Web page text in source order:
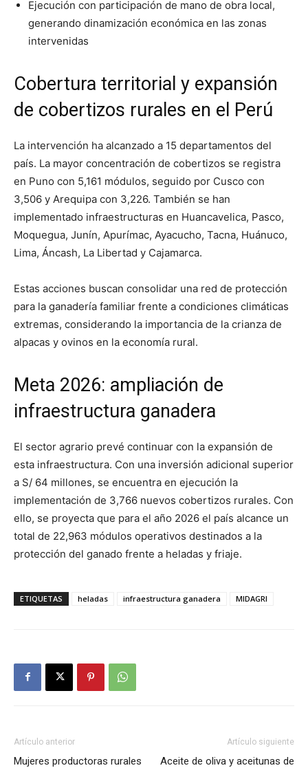
Ejecución con participación de mano de obra local,
generando dinamización económica en las zonas
intervenidas
Cobertura territorial y expansión
de cobertizos rurales en el Perú
La intervención ha alcanzado a 15 departamentos del
país. La mayor concentración de cobertizos se registra
en Puno con 5,161 módulos, seguido por Cusco con
3,506 y Arequipa con 3,226. También se han
implementado infraestructuras en Huancavelica, Pasco,
Moquegua, Junín, Apurímac, Ayacucho, Tacna, Huánuco,
Lima, Áncash, La Libertad y Cajamarca.
Estas acciones buscan consolidar una red de protección
para la ganadería familiar frente a condiciones climáticas
extremas, considerando la importancia de la crianza de
alpacas y ovinos en la economía rural.
Meta 2026: ampliación de
infraestructura ganadera
El sector agrario prevé continuar con la expansión de
esta infraestructura. Con una inversión adicional superior
a S/ 64 millones, se encuentra en ejecución la
implementación de 3,766 nuevos cobertizos rurales. Con
ello, se proyecta que para el año 2026 el país alcance un
total de 22,963 módulos operativos destinados a la
protección del ganado frente a heladas y friaje.
ETIQUETAS heladas infraestructura ganadera MIDAGRI
Artículo anterior
Mujeres productoras rurales
Artículo siguiente
Aceite de oliva y aceitunas de